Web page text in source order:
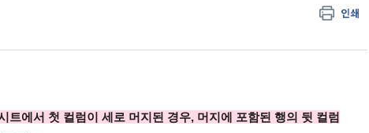
인쇄
트에서 첫 컬럼이 세로 머지된 경우, 머지에 포함된 행의 뒷 컬럼